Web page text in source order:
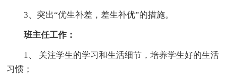
3、突出“优生补差，差生补优”的措施。
班主任工作：
1、 关注学生的学习和生活细节，培养学生好的生活
习惯；